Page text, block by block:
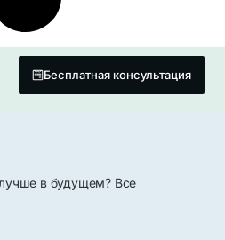
Бесплатная консультация
в будущем? Все